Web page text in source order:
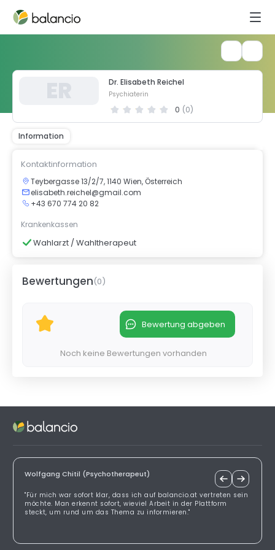
Dr. Elisabeth Reichel
Psychiaterin
0 (0)
Information
Kontaktinformation
Teybergasse 13/2/7, 1140 Wien, Österreich
elisabeth.reichel@gmail.com
+43 670 774 20 82
Krankenkassen
Wahlarzt / Wahltherapeut
Bewertungen(0)
Bewertung abgeben
Noch keine Bewertungen vorhanden
Wolfgang Chitil (Psychotherapeut)
"Für mich war sofort klar, dass ich auf balancio.at vertreten sein
möchte. Man erkennt sofort, wieviel Arbeit in der Plattform
steckt, um rund um das Thema zu informieren."